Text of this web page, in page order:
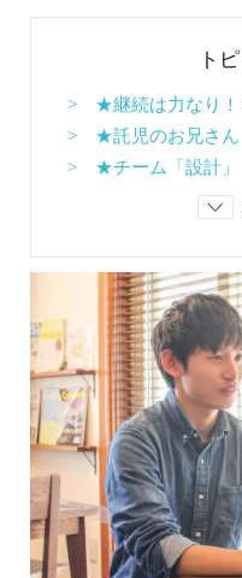
お施主様ブログ
ト
> ★継続は力なり！
> ★託児のお兄さん
> ★チーム「設計」